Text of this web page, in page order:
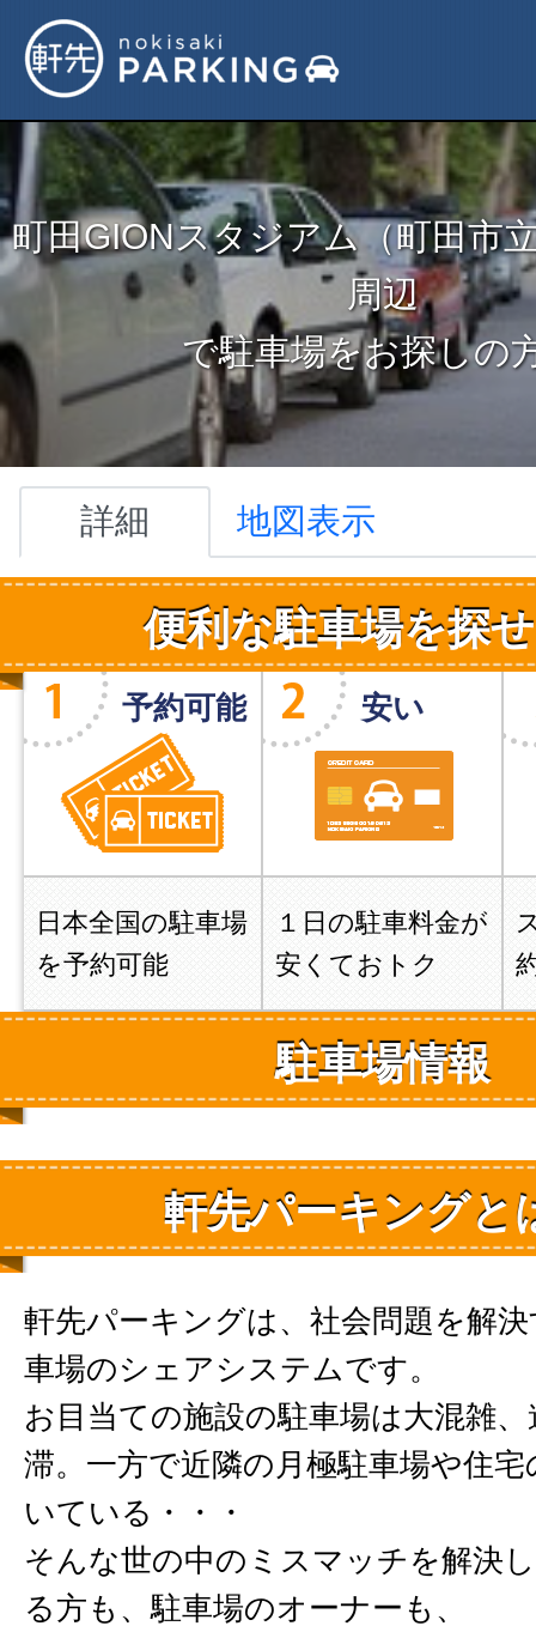
町田GIONスタジアム（町田市
周辺
で駐車場をお探しの
詳細 地図表示
便利な駐車場を探
予約可能
日本全国の駐車場
を予約可能
安い
１日の駐車料金が
安くておトク
駐車場情報
軒先パーキングと
軒先パーキングは、社会問題を解
車場のシェアシステムです。
お目当ての施設の駐車場は大混雑
滞。一方で近隣の月極駐車場や住
いている・・・
そんな世の中のミスマッチを解決
る方も、駐車場のオーナーも、